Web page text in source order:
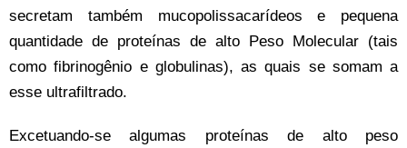
secretam também mucopolissacarídeos e pequena
quantidade de proteínas de alto Peso Molecular (tais
como fibrinogênio e globulinas), as quais se somam a
esse ultrafiltrado.
Excetuando-se algumas proteínas de alto peso